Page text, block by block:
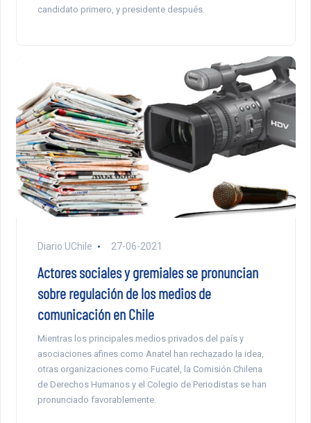
candidato primero, y presidente después.
Diario UChile 27-06-2021
Actores sociales y gremiales se pronuncian
sobre regulación de los medios de
comunicación en Chile
Mientras los principales medios privados del país y
asociaciones afines como Anatel han rechazado la idea,
otras organizaciones como Fucatel, la Comisión Chilena
de Derechos Humanos y el Colegio de Periodistas se han
pronunciado favorablemente.